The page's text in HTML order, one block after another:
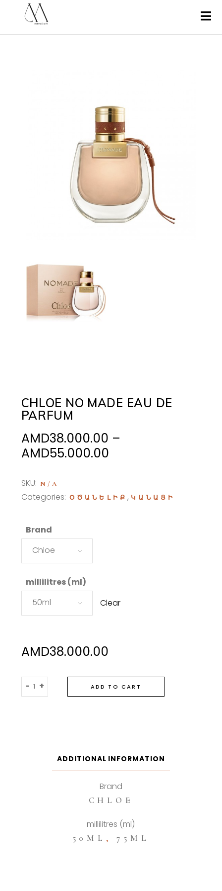
CHLOE NO MADE EAU DE
PARFUM
AMD38.000.00 –
AMD55.000.00Price
through
SKU: N/A
Categories: ՕԾԱՆԵԼԻՔ, ԿԱՆԱՑԻ
Brand
Chloe
millilitres (ml)
50ml
Clear
AMD38.000.00
Chloe
No
- + ADD TO CART
ADDITIONAL INFORMATION
Brand
CHLOE
millilitres (ml)
50ML ,75ML